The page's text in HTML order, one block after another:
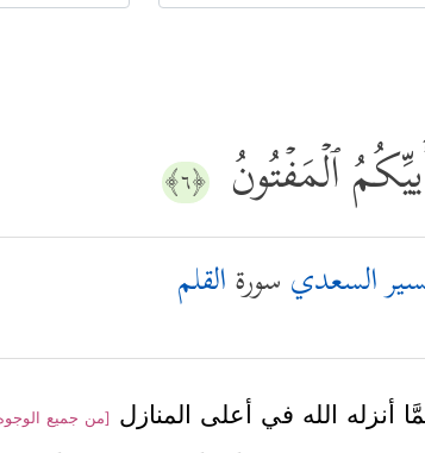
ٱلۡمَفۡتُونُ ﴿٦﴾
السعدي سورةالقلم
أنزله الله في أعلى المنازل [من جميع